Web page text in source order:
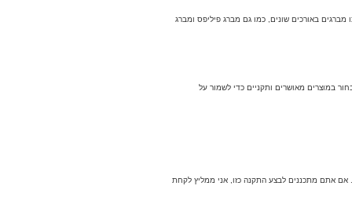
באורכים שונים, כמו גם מברג פיליפס ומברג
במוצרים מאושרים ותקניים כדי לשמור על
אתם מתכננים לבצע התקנה כזו, אני ממליץ לקחת